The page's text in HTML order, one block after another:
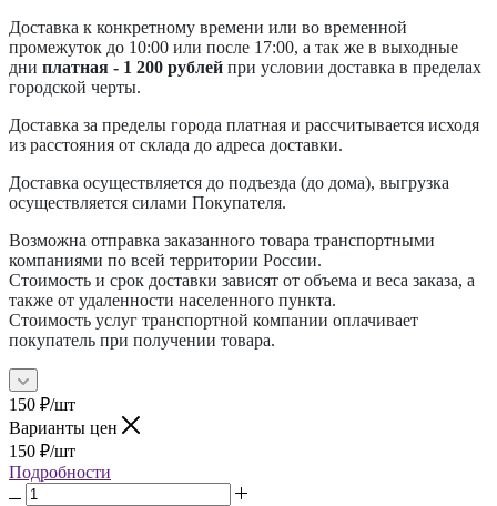
Доставка к конкретному времени или во временной
промежуток до 10:00 или после 17:00, а так же в выходные
дни платная - 1 200 рублей при условии доставка в пределах
городской черты.
Доставка за пределы города платная и рассчитывается исходя
из расстояния от склада до адреса доставки.
Доставка осуществляется до подъезда (до дома), выгрузка
осуществляется силами Покупателя.
Возможна отправка заказанного товара транспортными
компаниями по всей территории России.
Стоимость и срок доставки зависят от объема и веса заказа, а
также от удаленности населенного пункта.
Стоимость услуг транспортной компании оплачивает
покупатель при получении товара.
150 ₽/шт
Варианты цен
150 ₽/шт
Подробности